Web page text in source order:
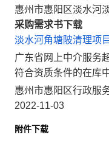
惠州市惠阳区淡水河
采购需求书下载
淡水河角塘陂清理项
广东省网上中介服务
符合资质条件的在库
惠州市惠阳区行政服
2022-11-03
附件下载